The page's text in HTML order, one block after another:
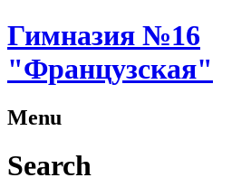
Гимназия №16
"Французская"
Menu
Search